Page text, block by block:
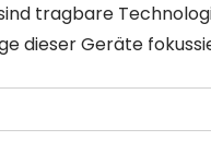
tragbare
dieser Geräte